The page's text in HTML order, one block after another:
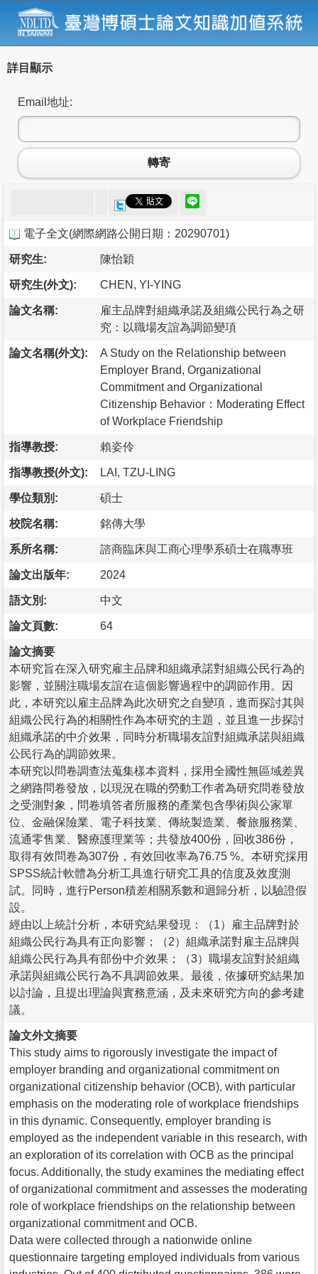
詳目顯示
Email地址:
轉寄
電子全文(網際網路公開日期：20290701)
研究生: 陳怡穎
研究生(外文): CHEN, YI-YING
論文名稱:
雇主品牌對組織承諾及組織公民行為之研
究：以職場友誼為調節變項
論文名稱(外文):
A Study on the Relationship between
Employer Brand, Organizational
Commitment and Organizational
Citizenship Behavior：Moderating Effect
of Workplace Friendship
指導教授: 賴姿伶
指導教授(外文): LAI, TZU-LING
學位類別: 碩士
校院名稱: 銘傳大學
系所名稱: 諮商臨床與工商心理學系碩士在職專班
論文出版年: 2024
語文別: 中文
論文頁數: 64
論文摘要
本研究旨在深入研究雇主品牌和組織承諾對組織公民行為的
影響，並關注職場友誼在這個影響過程中的調節作用。因
此，本研究以雇主品牌為此次研究之自變項，進而探討其與
組織公民行為的相關性作為本研究的主題，並且進一步探討
組織承諾的中介效果，同時分析職場友誼對組織承諾與組織
公民行為的調節效果。
本研究以問卷調查法蒐集樣本資料，採用全國性無區域差異
之網路問卷發放，以現況在職的勞動工作者為研究問卷發放
之受測對象，問卷填答者所服務的產業包含學術與公家單
位、金融保險業、電子科技業、傳統製造業、餐旅服務業、
流通零售業、醫療護理業等；共發放400份，回收386份，
取得有效問卷為307份，有效回收率為76.75 %。本研究採用
SPSS統計軟體為分析工具進行研究工具的信度及效度測
試。同時，進行Person積差相關系數和迴歸分析，以驗證假
設。
經由以上統計分析，本研究結果發現：（1）雇主品牌對於
組織公民行為具有正向影響；（2）組織承諾對雇主品牌與
組織公民行為具有部份中介效果；（3）職場友誼對於組織
承諾與組織公民行為不具調節效果。最後，依據研究結果加
以討論，且提出理論與實務意涵，及未來研究方向的參考建
議。
論文外文摘要
This study aims to rigorously investigate the impact of
employer branding and organizational commitment on
organizational citizenship behavior (OCB), with particular
emphasis on the moderating role of workplace friendships
in this dynamic. Consequently, employer branding is
employed as the independent variable in this research, with
an exploration of its correlation with OCB as the principal
focus. Additionally, the study examines the mediating effect
of organizational commitment and assesses the moderating
role of workplace friendships on the relationship between
organizational commitment and OCB.
Data were collected through a nationwide online
questionnaire targeting employed individuals from various